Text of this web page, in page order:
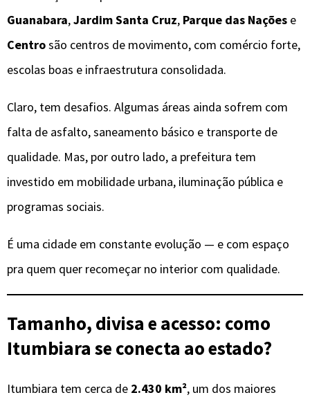
Guanabara,Jardim Santa Cruz, Parque das Nações e
Centrosão centros de movimento, com comércio forte,
escolas boas e infraestrutura consolidada.
Claro, tem desafios. Algumas áreas ainda sofrem com
falta de asfalto, saneamento básico e transporte de
qualidade. Mas, por outro lado, a prefeitura tem
investido em mobilidade urbana, iluminação pública e
programas sociais.
É uma cidade em constante evolução — e com espaço
pra quem quer recomeçar no interior com qualidade.
Tamanho, divisa e acesso: como
Itumbiara se conecta ao estado?
Itumbiara tem cerca de 2.430 km², um dos maiores